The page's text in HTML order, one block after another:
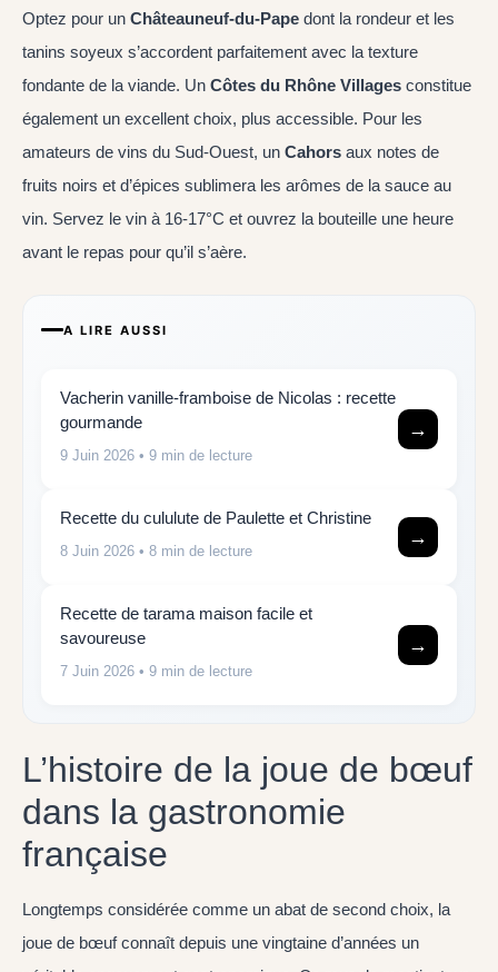
Optez pour un Châteauneuf-du-Pape dont la rondeur et les
tanins soyeux s’accordent parfaitement avec la texture
fondante de la viande. Un Côtes du Rhône Villages constitue
également un excellent choix, plus accessible. Pour les
amateurs de vins du Sud-Ouest, un Cahors aux notes de
fruits noirs et d’épices sublimera les arômes de la sauce au
vin. Servez le vin à 16-17°C et ouvrez la bouteille une heure
avant le repas pour qu’il s’aère.
A LIRE AUSSI
Vacherin vanille-framboise de Nicolas : recette
gourmande
9 Juin 2026 • 9 min de lecture
→
Recette du cululute de Paulette et Christine
8 Juin 2026 • 8 min de lecture
→
Recette de tarama maison facile et
savoureuse
7 Juin 2026 • 9 min de lecture
→
L’histoire de la joue de bœuf
dans la gastronomie
française
Longtemps considérée comme un abat de second choix, la
joue de bœuf connaît depuis une vingtaine d’années un